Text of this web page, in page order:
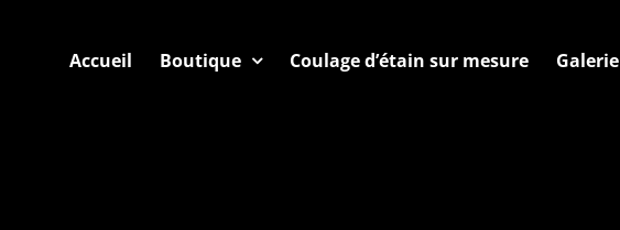
Accueil Boutique Coulage d’étain sur mesure Galerie